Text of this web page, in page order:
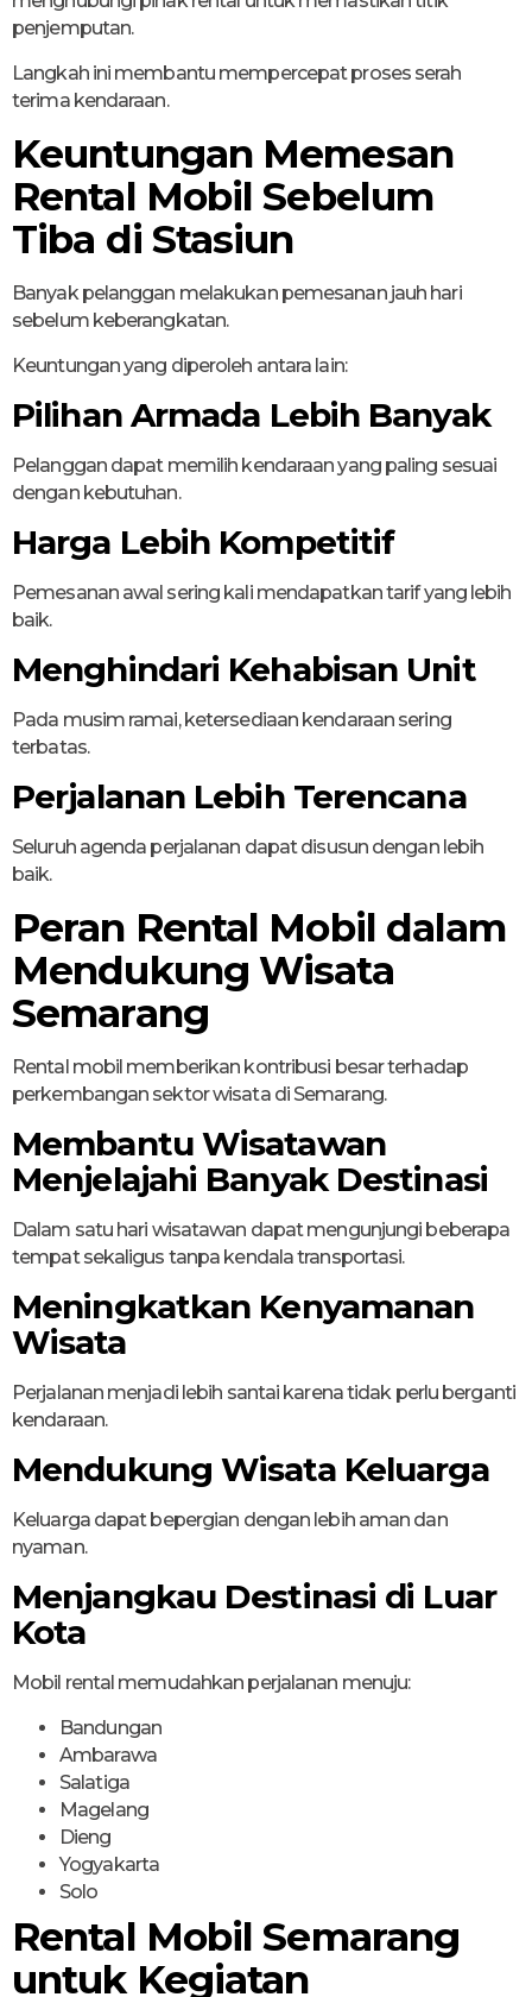
penjemputan.
Langkah ini membantu mempercepat proses serah
terima kendaraan.
Keuntungan Memesan
Rental Mobil Sebelum
Tiba di Stasiun
Banyak pelanggan melakukan pemesanan jauh hari
sebelum keberangkatan.
Keuntungan yang diperoleh antara lain:
Pilihan Armada Lebih Banyak
Pelanggan dapat memilih kendaraan yang paling sesuai
dengan kebutuhan.
Harga Lebih Kompetitif
Pemesanan awal sering kali mendapatkan tarif yang lebih
baik.
Menghindari Kehabisan Unit
Pada musim ramai, ketersediaan kendaraan sering
terbatas.
Perjalanan Lebih Terencana
Seluruh agenda perjalanan dapat disusun dengan lebih
baik.
Peran Rental Mobil dalam
Mendukung Wisata
Semarang
Rental mobil memberikan kontribusi besar terhadap
perkembangan sektor wisata di Semarang.
Membantu Wisatawan
Menjelajahi Banyak Destinasi
Dalam satu hari wisatawan dapat mengunjungi beberapa
tempat sekaligus tanpa kendala transportasi.
Meningkatkan Kenyamanan
Wisata
Perjalanan menjadi lebih santai karena tidak perlu berganti
kendaraan.
Mendukung Wisata Keluarga
Keluarga dapat bepergian dengan lebih aman dan
nyaman.
Menjangkau Destinasi di Luar
Kota
Mobil rental memudahkan perjalanan menuju:
Bandungan
Ambarawa
Salatiga
Magelang
Dieng
Yogyakarta
Solo
Rental Mobil Semarang
untuk Kegiatan